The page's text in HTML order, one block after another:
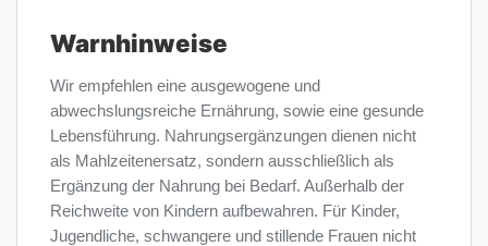
Warnhinweise
Wir empfehlen eine ausgewogene und
abwechslungsreiche Ernährung, sowie eine gesunde
Lebensführung. Nahrungsergänzungen dienen nicht
als Mahlzeitenersatz, sondern ausschließlich als
Ergänzung der Nahrung bei Bedarf. Außerhalb der
Reichweite von Kindern aufbewahren. Für Kinder,
Jugendliche, schwangere und stillende Frauen nicht